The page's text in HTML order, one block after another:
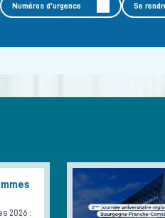
Numéros d'urgence Se
2026 :